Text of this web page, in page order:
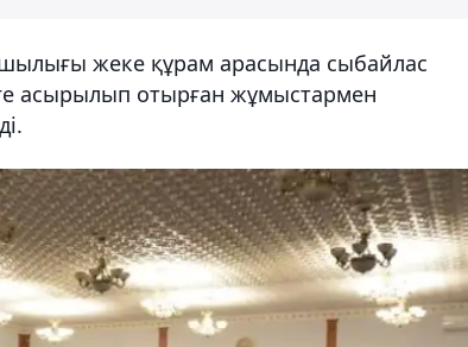
жеке құрам арасында сыбайлас
асырылып отырған жұмыстармен